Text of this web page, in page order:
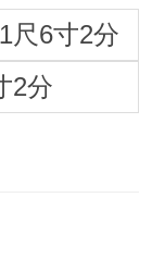
尺6寸2分
2分